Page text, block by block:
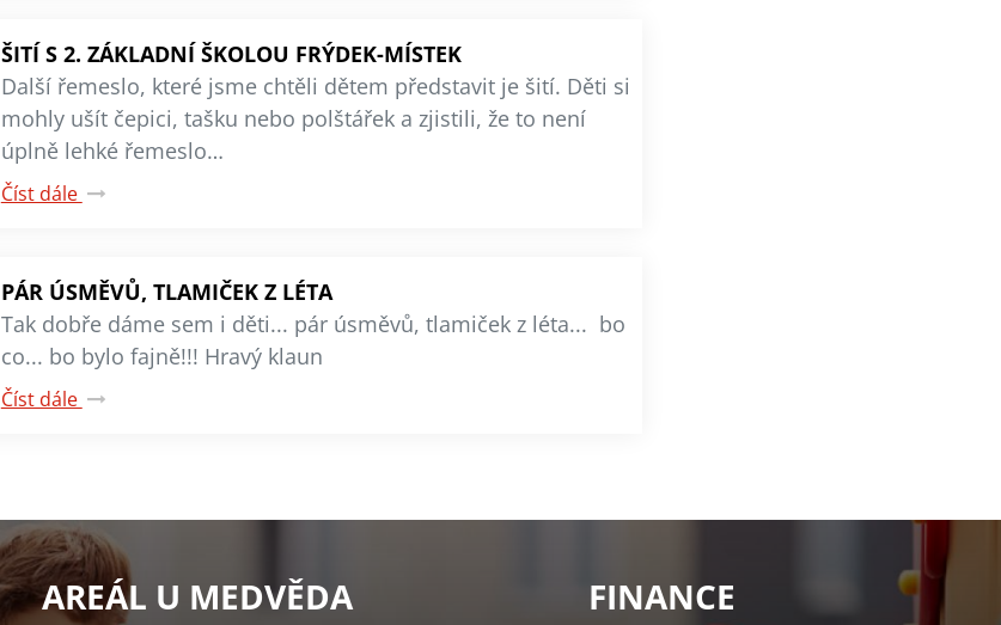
ŠITÍ S 2. ZÁKLADNÍ ŠKOLOU FRÝDEK-MÍSTEK
Další řemeslo, které jsme chtěli dětem představit je šití. Děti si
mohly ušít čepici, tašku nebo polštářek a zjistili, že to není
úplně lehké řemeslo…
Číst dále
PÁR ÚSMĚVŮ, TLAMIČEK Z LÉTA
Tak dobře dáme sem i děti... pár úsměvů, tlamiček z léta... bo
co... bo bylo fajně!!! Hravý klaun
Číst dále
AREÁL U MEDVĚDA FINANCE